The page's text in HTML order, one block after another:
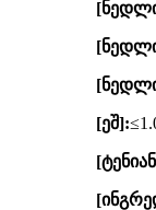
[ეშ]: